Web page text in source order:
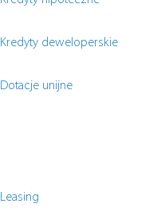
Kredyty deweloperskie
Dotacje unijne
Leasing